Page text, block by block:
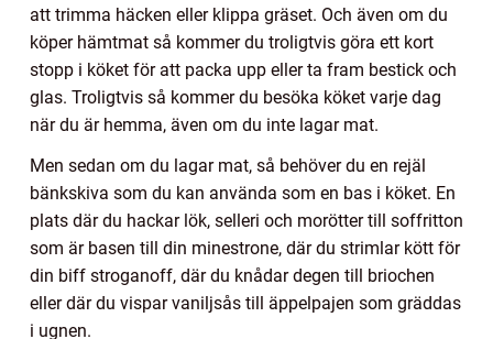
att trimma häcken eller klippa gräset. Och även om du
köper hämtmat så kommer du troligtvis göra ett kort
stopp i köket för att packa upp eller ta fram bestick och
glas. Troligtvis så kommer du besöka köket varje dag
när du är hemma, även om du inte lagar mat.
Men sedan om du lagar mat, så behöver du en rejäl
bänkskiva som du kan använda som en bas i köket. En
plats där du hackar lök, selleri och morötter till soffritton
som är basen till din minestrone, där du strimlar kött för
din biff stroganoff, där du knådar degen till briochen
eller där du vispar vaniljsås till äppelpajen som gräddas
i ugnen.